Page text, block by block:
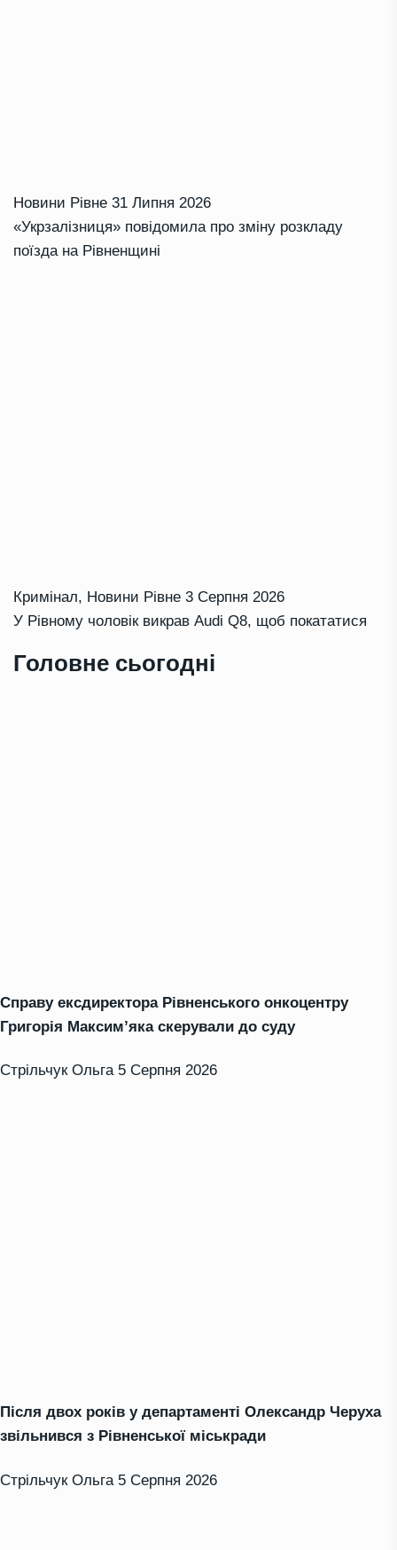
Новини Рівне 31 Липня 2026
«Укрзалізниця» повідомила про зміну розкладу
поїзда на Рівненщині
Кримінал, Новини Рівне 3 Серпня 2026
У Рівному чоловік викрав Audi Q8, щоб покататися
Головне сьогодні
Справу ексдиректора Рівненського онкоцентру
Григорія Максим’яка скерували до суду
Стрільчук Ольга 5 Серпня 2026
Після двох років у департаменті Олександр Черуха
звільнився з Рівненської міськради
Стрільчук Ольга 5 Серпня 2026